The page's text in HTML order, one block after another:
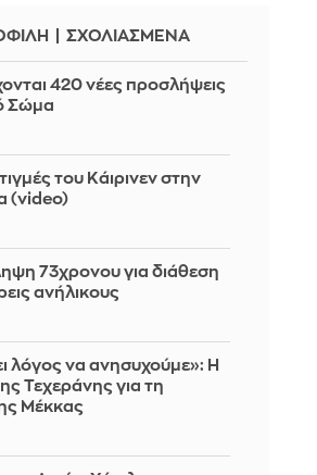
ΣΧΟΛΙΑΣΜΕΝΑ
420 νέες προσλήψεις
Σώμα
του Κάιρινεν στην
(video)
73χρονου για διάθεση
ανήλικους
λόγος να ανησυχούμε»: Η
Τεχεράνης για τη
Μέκκας